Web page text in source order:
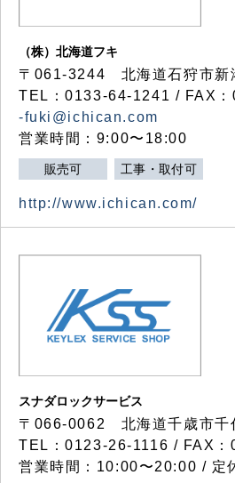
（株）北海道フキ
〒061-3244 北海道石狩市新
TEL：0133-64-1241 / FAX
-fuki@ichican.com
営業時間：9:00〜18:00
販売可 工事・取付可
http://www.ichican.com/
スナダロックサービス
〒066-0062 北海道千歳市千
TEL：0123-26-1116 / FAX
営業時間：10:00〜20:00 / 定